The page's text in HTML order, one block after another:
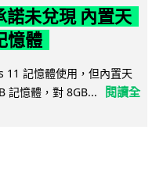
未兌現 內置天
憶體
記憶體使用，但內置天
記憶體，對 8GB...
閱讀全